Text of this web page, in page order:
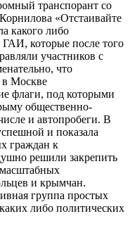
транспорант со
«Отстаивайте
какого либо
ГАИ, которые после того
участников с
что
в Москве
флаги, под которыми
общественно-
и автопробеги. В
и показала
граждан к
решили закрепить
и крымчан.
группа простых
либо политических